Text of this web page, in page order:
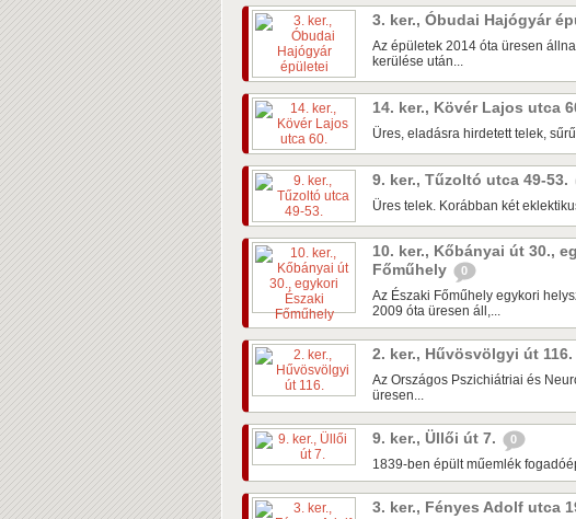
3. ker., Óbudai Hajógyár
Az épületek 2014 óta üresen
kerülése után...
14. ker., Kövér Lajos utca
Üres, eladásra hirdetett telek,
9. ker., Tűzoltó utca 49-53.
Üres telek. Korábban két
10. ker., Kőbányai út 30.,
Főműhely
0
Az Északi Főműhely egykori
2009 óta üresen áll,...
2. ker., Hűvösvölgyi út 116.
Az Országos Pszichiátriai és
üresen...
9. ker., Üllői út 7. 0
1839-ben épült műemlék
3. ker., Fényes Adolf utca